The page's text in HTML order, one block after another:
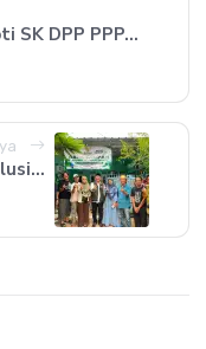
SK DPP PPP...